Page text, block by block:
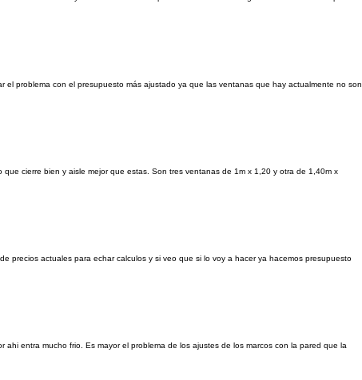
problema con el presupuesto más ajustado ya que las ventanas que hay actualmente no son
cierre bien y aisle mejor que estas. Son tres ventanas de 1m x 1,20 y otra de 1,40m x
precios actuales para echar calculos y si veo que si lo voy a hacer ya hacemos presupuesto
entra mucho frio. Es mayor el problema de los ajustes de los marcos con la pared que la